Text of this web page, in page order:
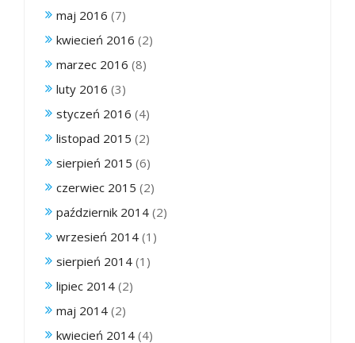
maj 2016 (7)
kwiecień 2016 (2)
marzec 2016 (8)
luty 2016 (3)
styczeń 2016 (4)
listopad 2015 (2)
sierpień 2015 (6)
czerwiec 2015 (2)
październik 2014 (2)
wrzesień 2014 (1)
sierpień 2014 (1)
lipiec 2014 (2)
maj 2014 (2)
kwiecień 2014 (4)